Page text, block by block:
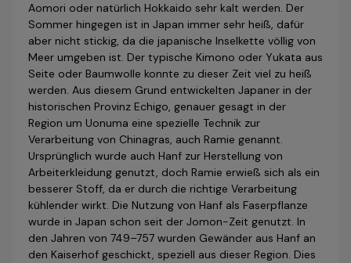
Aomori oder natürlich Hokkaido sehr kalt werden. Der
Sommer hingegen ist in Japan immer sehr heiß, dafür
aber nicht stickig, da die japanische Inselkette völlig von
Meer umgeben ist. Der typische Kimono oder Yukata aus
Seite oder Baumwolle konnte zu dieser Zeit viel zu heiß
werden. Aus diesem Grund entwickelten Japaner in der
his­torischen Provinz Echigo, genauer gesagt in der
Region um Uonuma eine spezielle Technik zur
Verarbeitung von Chinagras, auch Ramie genannt.
Ursprünglich wurde auch Hanf zur Herstellung von
Arbeiterkleidung genutzt, doch Ramie erwieß sich als ein
besserer Stoff, da er durch die richtige Verarbeitung
kühlender wirkt. Die Nutzung von Hanf als Faserpflanze
wurde in Japan schon seit der Jomon-Zeit genutzt. In
den Jahren von 749–757 wurden Gewänder aus Hanf an
den Kaiserhof geschickt, speziell aus dieser Region. Dies